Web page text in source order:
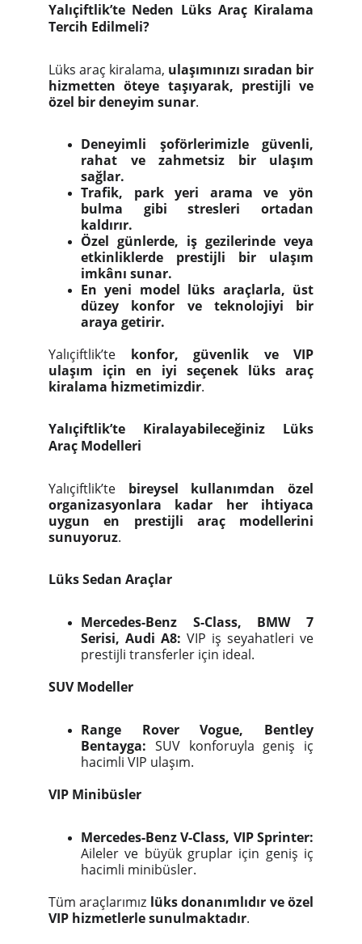
Yalıçiftlik’te Neden Lüks Araç Kiralama
Tercih Edilmeli?
Lüks araç kiralama, ulaşımınızı sıradan bir
hizmetten öteye taşıyarak, prestijli ve
özel bir deneyim sunar.
Deneyimli şoförlerimizle güvenli,
rahat ve zahmetsiz bir ulaşım
sağlar.
Trafik, park yeri arama ve yön
bulma gibi stresleri ortadan
kaldırır.
Özel günlerde, iş gezilerinde veya
etkinliklerde prestijli bir ulaşım
imkânı sunar.
En yeni model lüks araçlarla, üst
düzey konfor ve teknolojiyi bir
araya getirir.
Yalıçiftlik’te konfor, güvenlik ve VIP
ulaşım için en iyi seçenek lüks araç
kiralama hizmetimizdir.
Yalıçiftlik’te Kiralayabileceğiniz Lüks
Araç Modelleri
Yalıçiftlik’te bireysel kullanımdan özel
organizasyonlara kadar her ihtiyaca
uygun en prestijli araç modellerini
sunuyoruz.
Lüks Sedan Araçlar
Mercedes-Benz S-Class, BMW 7
Serisi, Audi A8: VIP iş seyahatleri ve
prestijli transferler için ideal.
SUV Modeller
Range Rover Vogue, Bentley
Bentayga: SUV konforuyla geniş iç
hacimli VIP ulaşım.
VIP Minibüsler
Mercedes-Benz V-Class, VIP Sprinter:
Aileler ve büyük gruplar için geniş iç
hacimli minibüsler.
Tüm araçlarımız lüks donanımlıdır ve özel
VIP hizmetlerle sunulmaktadır.